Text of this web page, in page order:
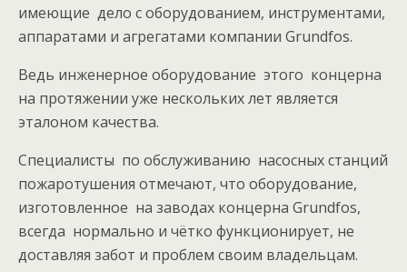
имеющие дело с оборудованием, инструментами,
аппаратами и агрегатами компании Grundfos.
Ведь инженерное оборудование этого концерна
на протяжении уже нескольких лет является
эталоном качества.
Специалисты по обслуживанию насосных станций
пожаротушения отмечают, что оборудование,
изготовленное на заводах концерна Grundfos,
всегда нормально и чётко функционирует, не
доставляя забот и проблем своим владельцам.